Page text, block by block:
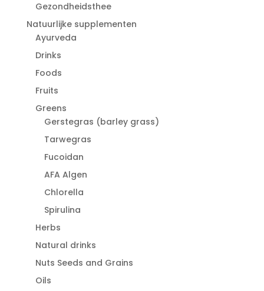
Gezondheidsthee
Natuurlijke supplementen
Ayurveda
Drinks
Foods
Fruits
Greens
Gerstegras (barley grass)
Tarwegras
Fucoidan
AFA Algen
Chlorella
Spirulina
Herbs
Natural drinks
Nuts Seeds and Grains
Oils